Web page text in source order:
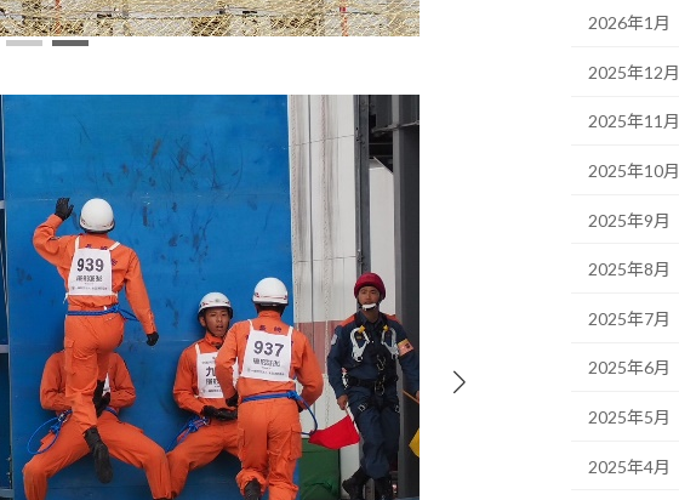
2026年1月
2025年12月
2025年11月
2025年10月
2025年9月
2025年8月
2025年7月
2025年6月
2025年5月
2025年4月